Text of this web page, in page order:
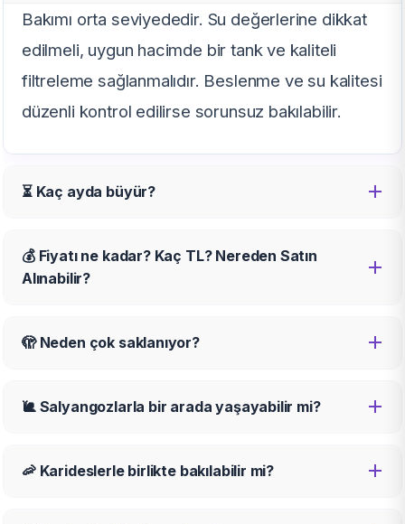
Bakımı orta seviyededir. Su değerlerine dikkat
edilmeli, uygun hacimde bir tank ve kaliteli
filtreleme sağlanmalıdır. Beslenme ve su kalitesi
düzenli kontrol edilirse sorunsuz bakılabilir.
⏳ Kaç ayda büyür?
💰 Fiyatı ne kadar? Kaç TL? Nereden Satın
Alınabilir?
🫣 Neden çok saklanıyor?
🐌 Salyangozlarla bir arada yaşayabilir mi?
🦐 Karideslerle birlikte bakılabilir mi?